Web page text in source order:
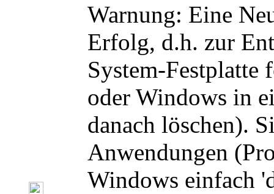
Warnung: Eine
Erfolg, d.h. zur
System-Festplatte
oder Windows in
danach löschen).
Anwendungen
Windows einfach